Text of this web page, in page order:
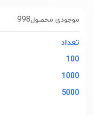
998موجودی محصول
تعداد
100
1000
5000